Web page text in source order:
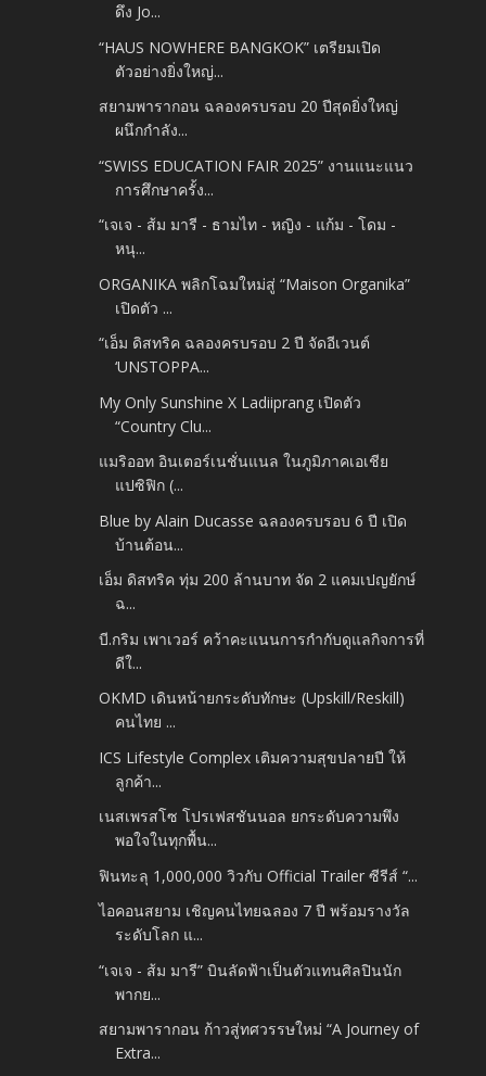
ดึง Jo...
“HAUS NOWHERE BANGKOK” เตรียมเปิด
ตัวอย่างยิ่งใหญ่...
สยามพารากอน ฉลองครบรอบ 20 ปีสุดยิ่งใหญ่
ผนึกกำลัง...
“SWISS EDUCATION FAIR 2025” งานแนะแนว
การศึกษาครั้ง...
“เจเจ - ส้ม มารี - ธามไท - หญิง - แก้ม - โดม -
หนุ...
ORGANIKA พลิกโฉมใหม่สู่ “Maison Organika”
เปิดตัว ...
“เอ็ม ดิสทริค ฉลองครบรอบ 2 ปี จัดอีเวนต์
‘UNSTOPPA...
My Only Sunshine X Ladiiprang เปิดตัว
“Country Clu...
แมริออท อินเตอร์เนชั่นแนล ในภูมิภาคเอเชีย
แปซิฟิก (...
Blue by Alain Ducasse ฉลองครบรอบ 6 ปี เปิด
บ้านต้อน...
เอ็ม ดิสทริค ทุ่ม 200 ล้านบาท จัด 2 แคมเปญยักษ์
ฉ...
บี.กริม เพาเวอร์ คว้าคะแนนการกำกับดูแลกิจการที่
ดีใ...
OKMD เดินหน้ายกระดับทักษะ (Upskill/Reskill)
คนไทย ...
ICS Lifestyle Complex เติมความสุขปลายปี ให้
ลูกค้า...
เนสเพรสโซ โปรเฟสชันนอล ยกระดับความพึง
พอใจในทุกพื้น...
ฟินทะลุ 1,000,000 วิวกับ Official Trailer ซีรีส์ “...
ไอคอนสยาม เชิญคนไทยฉลอง 7 ปี พร้อมรางวัล
ระดับโลก แ...
“เจเจ - ส้ม มารี” บินลัดฟ้าเป็นตัวแทนศิลปินนัก
พากย...
สยามพารากอน ก้าวสู่ทศวรรษใหม่ “A Journey of
Extra...